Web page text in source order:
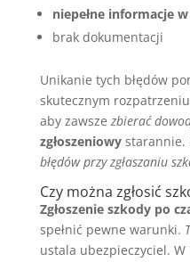
niepełne informacje
brak dokumentacji
Unikanie tych błędów
skutecznym
aby zawsze zbierać
zgłoszeniowystarannie.
błędów przy zgłaszaniu
Czy można zgłosić
Zgłoszenie szkody po
spełnić pewne warunki.
ustala ubezpieczyciel.